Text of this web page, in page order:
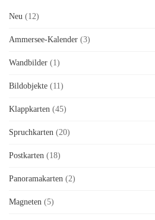
Neu (12)
Ammersee-Kalender (3)
Wandbilder (1)
Bildobjekte (11)
Klappkarten (45)
Spruchkarten (20)
Postkarten (18)
Panoramakarten (2)
Magneten (5)